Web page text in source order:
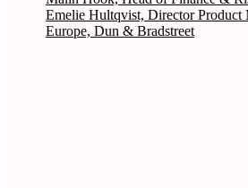
Emelie Hultqvist, Director Product
Europe, Dun & Bradstreet